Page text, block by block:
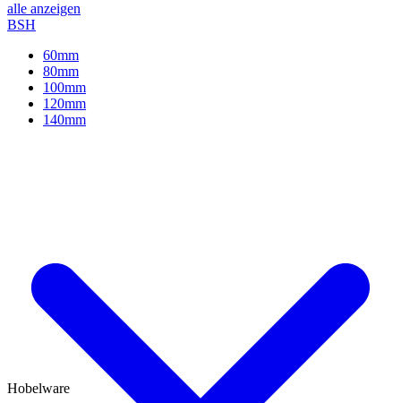
alle anzeigen
BSH
60mm
80mm
100mm
120mm
140mm
Hobelware